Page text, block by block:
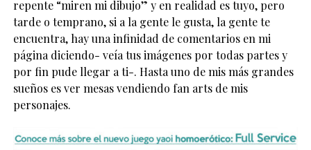
repente “miren mi dibujo” y en realidad es tuyo, pero
tarde o temprano, si a la gente le gusta, la gente te
encuentra, hay una infinidad de comentarios en mi
página diciendo- veía tus imágenes por todas partes y
por fin pude llegar a ti-. Hasta uno de mis más grandes
sueños es ver mesas vendiendo fan arts de mis
personajes.